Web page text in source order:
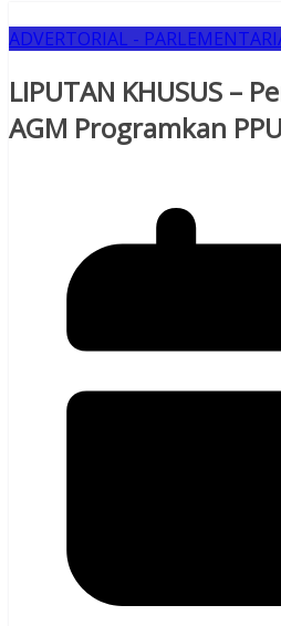
ADVERTORIAL -
LIPUTAN KHUSUS –
AGM Programkan